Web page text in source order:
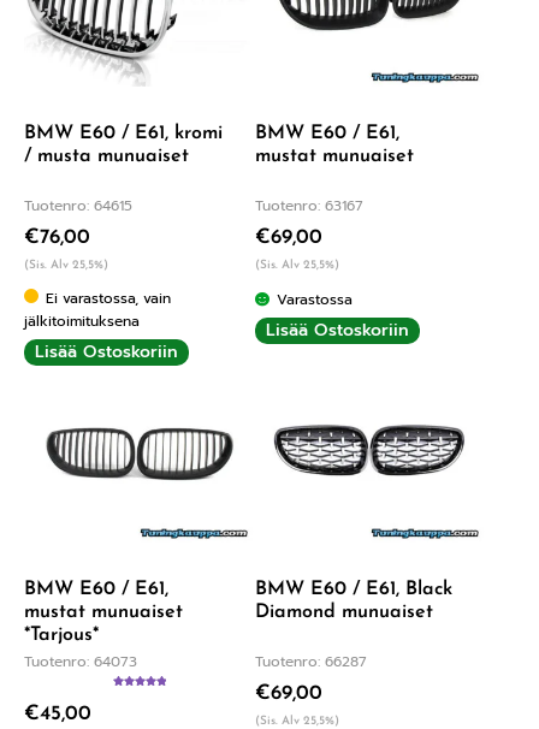
BMW E60 / E61, kromi
/ musta munuaiset
Tuotenro: 64615
€76,00
(Sis. Alv 25,5%)
Ei varastossa, vain
jälkitoimituksena
Lisää Ostoskoriin
BMW E60 / E61,
mustat munuaiset
Tuotenro: 63167
€69,00
(Sis. Alv 25,5%)
Varastossa
Lisää Ostoskoriin
BMW E60 / E61,
mustat munuaiset
*Tarjous*
Tuotenro: 64073
€45,00
BMW E60 / E61, Black
Diamond munuaiset
Tuotenro: 66287
€69,00
(Sis. Alv 25,5%)